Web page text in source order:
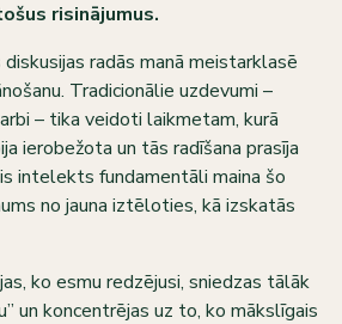
risinājumus.
radās manā meistarklasē
Tradicionālie uzdevumi –
– tika veidoti laikmetam, kurā
ierobežota un tās radīšana prasīja
intelekts fundamentāli maina šo
no jauna iztēloties, kā izskatās
ko esmu redzējusi, sniedzas tālāk
un koncentrējas uz to, ko mākslīgais